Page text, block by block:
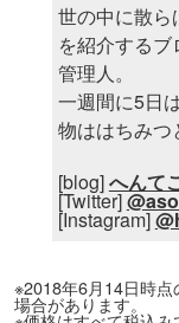
世の中に散ら
を紹介する
管理人。
一週間に5日
物ははちみつ
[blog]へんて
[Twitter]
[Instagram]
※2018年6月14日時点
場合があります。